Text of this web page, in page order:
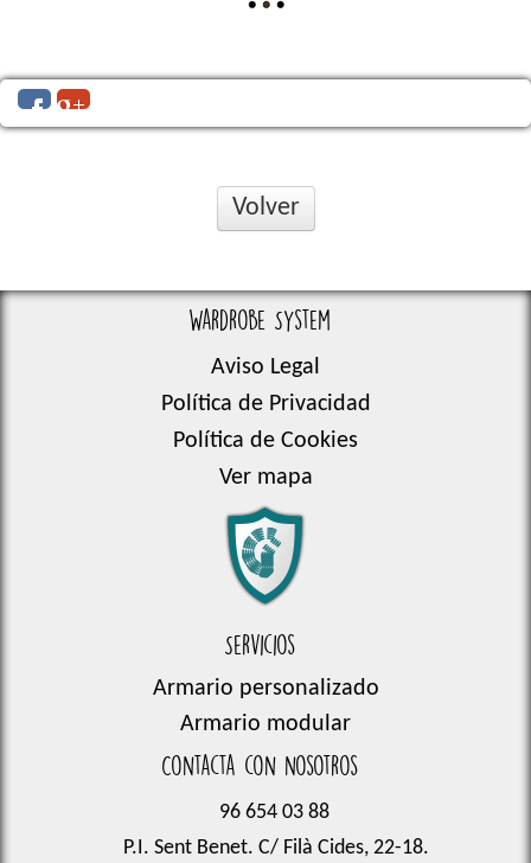
Volver
Wardrobe System
Aviso Legal
Política de Privacidad
Política de Cookies
Ver mapa
Servicios
Armario personalizado
Armario modular
Contacta con nosotros
96 654 03 88
P.I. Sent Benet. C/ Filà Cides, 22-18.